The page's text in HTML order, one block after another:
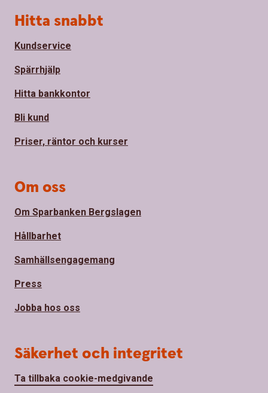
Sidfot
Hitta snabbt
Kundservice
Spärrhjälp
Hitta bankkontor
Bli kund
Priser, räntor och kurser
Om oss
Om Sparbanken Bergslagen
Hållbarhet
Samhällsengagemang
Press
Jobba hos oss
Säkerhet och integritet
Ta tillbaka cookie-medgivande